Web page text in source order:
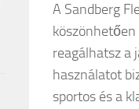
A Sandberg
reagálhatsz a
használatot
sportos és a